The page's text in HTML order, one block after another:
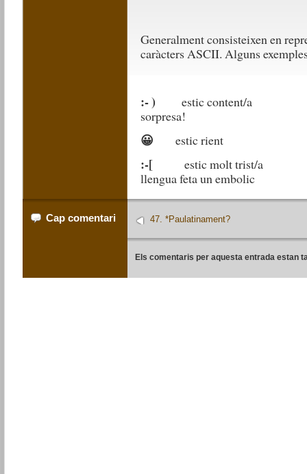
Generalment consisteixen en
caràcters ASCII. Alguns
:- ) estic
sorpresa!
😀 estic
:-[ estic molt
llengua feta un embolic
Cap comentari 47. *Paulatinament?
Els comentaris per aquesta entrada estan